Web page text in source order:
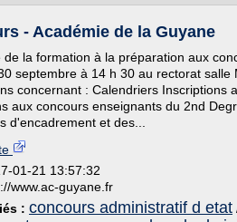
- Académie de la Guyane
de la formation à la préparation aux
septembre à 14 h 30 au rectorat salle
concernant : Calendriers Inscriptions
aux concours enseignants du 2nd
d'encadrement et des...
01-21 13:57:32
www.ac-guyane.fr
: concours administratif d etat